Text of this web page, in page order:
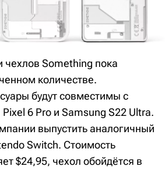
чехлов Something пока
количестве.
будут совместимы с
6 Pro и Samsung S22 Ultra.
выпустить аналогичный
Switch. Стоимость
$24,95, чехол обойдётся в